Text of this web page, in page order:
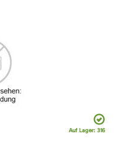
Auf Lager: 316